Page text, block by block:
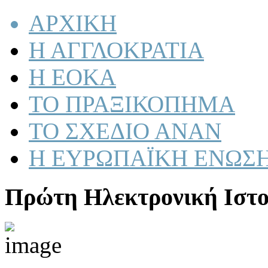
ΑΡΧΙΚΗ
Η ΑΓΓΛΟΚΡΑΤΙΑ
Η ΕΟΚΑ
ΤΟ ΠΡΑΞΙΚΟΠΗΜΑ
ΤΟ ΣΧΕΔΙΟ ΑΝΑΝ
Η ΕΥΡΩΠΑΪΚΗ
Πρώτη Ηλεκτρονική